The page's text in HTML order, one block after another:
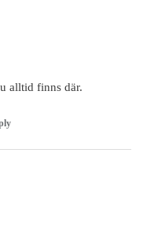
alltid finns där.